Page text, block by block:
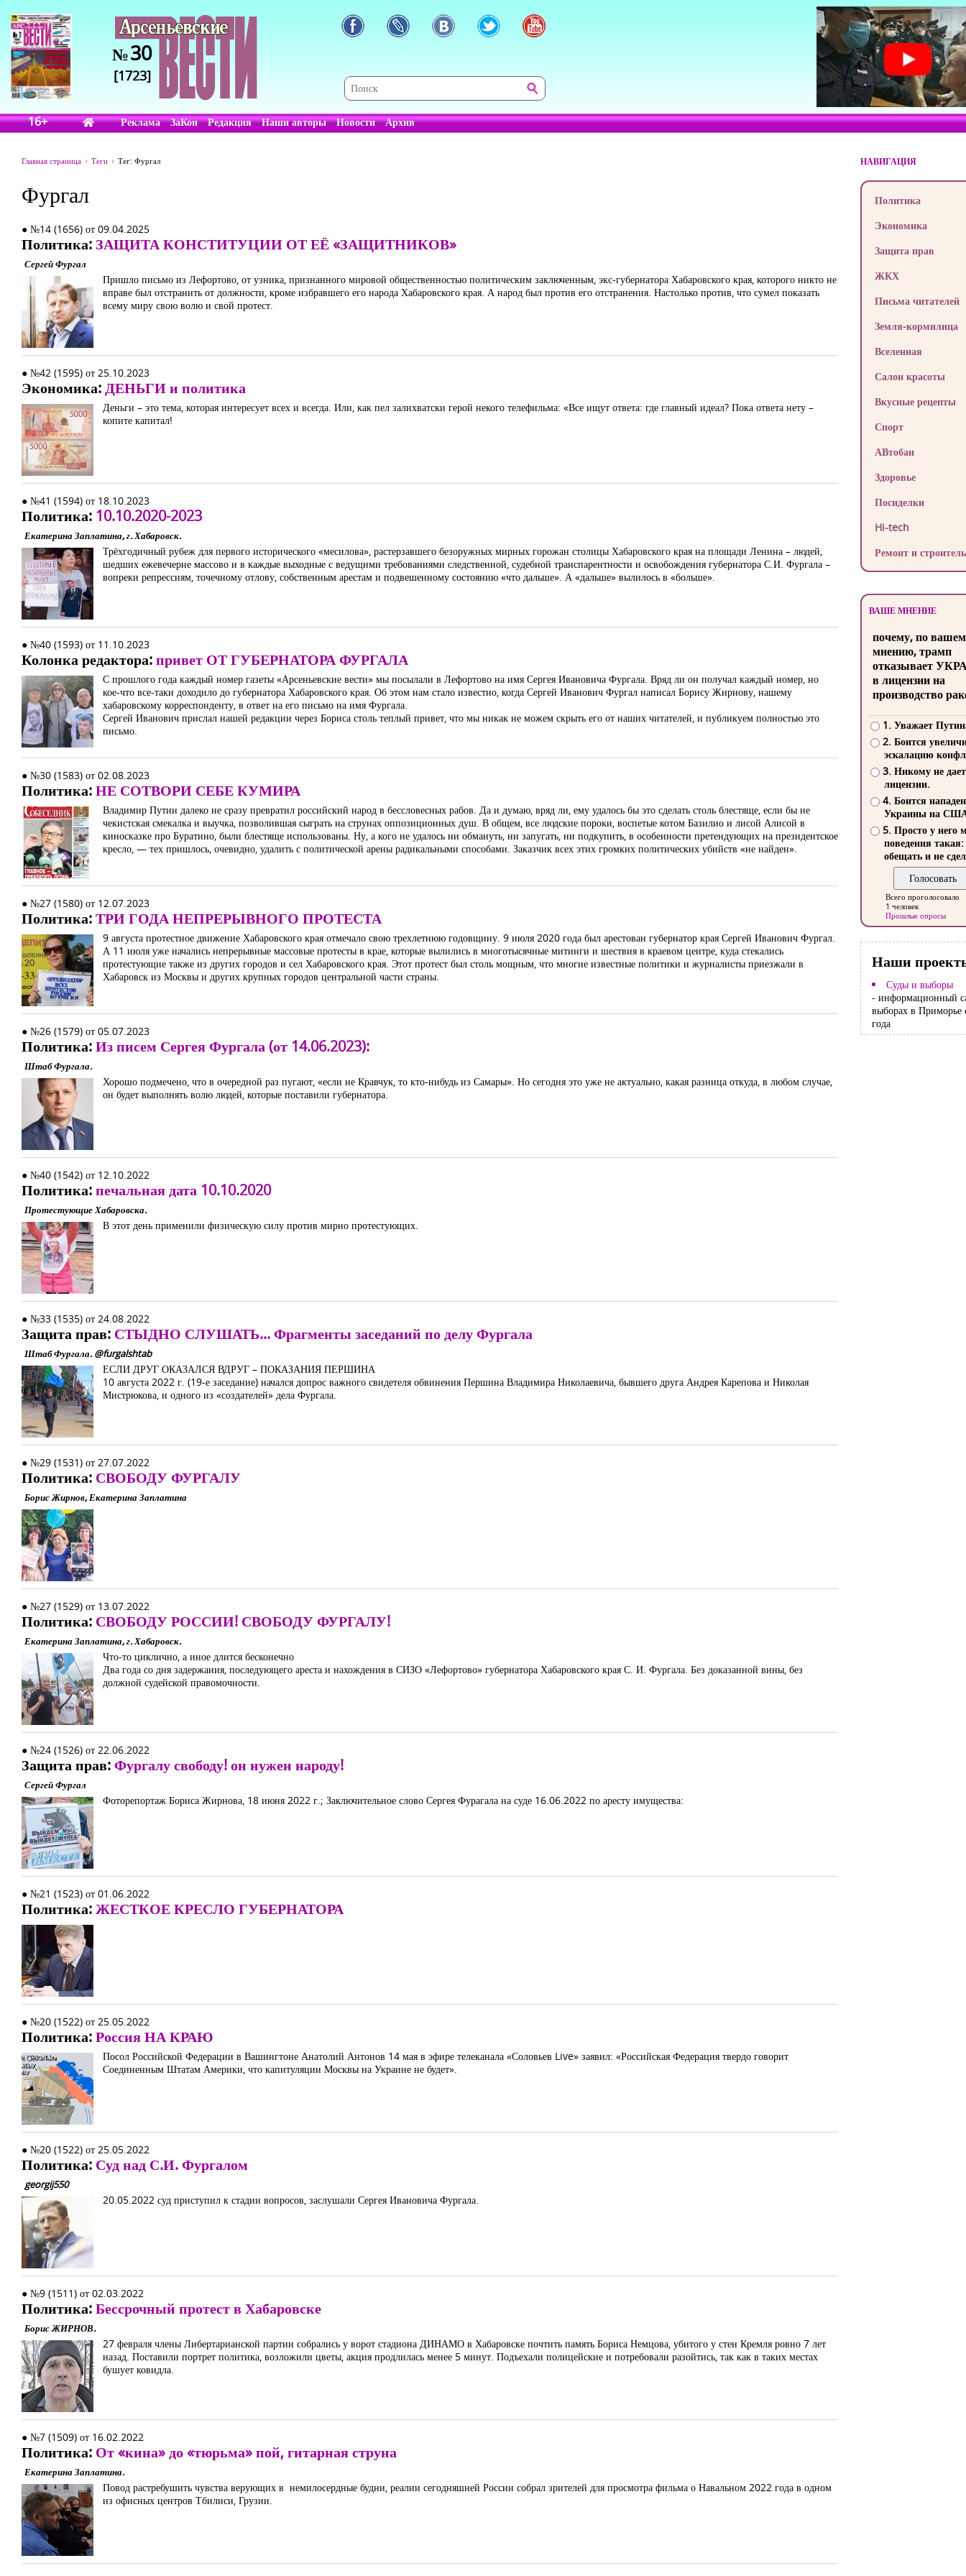
№30
[1723]
16+ Реклама ЗаКон Редакция Наши авторы Новости Архив
Главная страница Теги Тег: Фургал
Фургал
● №14 (1656) от 09.04.2025
Политика: ЗАЩИТА КОНСТИТУЦИИ ОТ ЕЁ «ЗАЩИТНИКОВ»
Сергей Фургал
Пришло письмо из Лефортово, от узника, признанного мировой общественностью политическим заключенным, экс-губернатора Хабаровского края, которого никто не
вправе был отстранить от должности, кроме избравшего его народа Хабаровского края. А народ был против его отстранения. Настолько против, что сумел показать
всему миру свою волю и свой протест.
● №42 (1595) от 25.10.2023
Экономика:ДЕНЬГИ и политика
Деньги – это тема, которая интересует всех и всегда. Или, как пел залихватски герой некого телефильма: «Все ищут ответа: где главный идеал? Пока ответа нету –
копите капитал!
● №41 (1594) от 18.10.2023
Политика: 10.10.2020-2023
Екатерина Заплатина, г. Хабаровск.
Трёхгодичный рубеж для первого исторического «месилова», растерзавшего безоружных мирных горожан столицы Хабаровского края на площади Ленина – людей,
шедших ежевечерне массово и в каждые выходные с ведущими требованиями следственной, судебной транспарентности и освобождения губернатора С.И. Фургала –
вопреки репрессиям, точечному отлову, собственным арестам и подвешенному состоянию «что дальше». А «дальше» вылилось в «больше».
● №40 (1593) от 11.10.2023
Колонка редактора:привет ОТ ГУБЕРНАТОРА ФУРГАЛА
С прошлого года каждый номер газеты «Арсеньевские вести» мы посылали в Лефортово на имя Сергея Ивановича Фургала. Вряд ли он получал каждый номер, но
кое-что все-таки доходило до губернатора Хабаровского края. Об этом нам стало известно, когда Сергей Иванович Фургал написал Борису Жирнову, нашему
хабаровскому корреспонденту, в ответ на его письмо на имя Фургала.
Сергей Иванович прислал нашей редакции через Бориса столь теплый привет, что мы никак не можем скрыть его от наших читателей, и публикуем полностью это
письмо.
● №30 (1583) от 02.08.2023
Политика:НЕ СОТВОРИ СЕБЕ КУМИРА
Владимир Путин далеко не сразу превратил российский народ в бессловесных рабов. Да и думаю, вряд ли, ему удалось бы это сделать столь блестяще, если бы не
чекистская смекалка и выучка, позволившая сыграть на струнах оппозиционных душ. В общем, все людские пороки, воспетые котом Базилио и лисой Алисой в
киносказке про Буратино, были блестяще использованы. Ну, а кого не удалось ни обмануть, ни запугать, ни подкупить, в особенности претендующих на президентское
кресло, — тех пришлось, очевидно, удалить с политической арены радикальными способами. Заказчик всех этих громких политических убийств «не найден».
● №27 (1580) от 12.07.2023
Политика:ТРИ ГОДА НЕПРЕРЫВНОГО ПРОТЕСТА
9 августа протестное движение Хабаровского края отмечало свою трехлетнюю годовщину. 9 июля 2020 года был арестован губернатор края Сергей Иванович Фургал.
А 11 июля уже начались непрерывные массовые протесты в крае, которые вылились в многотысячные митинги и шествия в краевом центре, куда стекались
протестующие также из других городов и сел Хабаровского края. Этот протест был столь мощным, что многие известные политики и журналисты приезжали в
Хабаровск из Москвы и других крупных городов центральной части страны.
● №26 (1579) от 05.07.2023
Политика:Из писем Сергея Фургала (от 14.06.2023):
Штаб Фургала.
Хорошо подмечено, что в очередной раз пугают, «если не Кравчук, то кто-нибудь из Самары». Но сегодня это уже не актуально, какая разница откуда, в любом случае,
он будет выполнять волю людей, которые поставили губернатора.
● №40 (1542) от 12.10.2022
Политика:печальная дата 10.10.2020
Протестующие Хабаровска.
В этот день применили физическую силу против мирно протестующих.
● №33 (1535) от 24.08.2022
Защита прав: СТЫДНО СЛУШАТЬ... Фрагменты заседаний по делу Фургала
Штаб Фургала. @furgalshtab
ЕСЛИ ДРУГ ОКАЗАЛСЯ ВДРУГ – ПОКАЗАНИЯ ПЕРШИНА
10 августа 2022 г. (19-е заседание) начался допрос важного свидетеля обвинения Першина Владимира Николаевича, бывшего друга Андрея Карепова и Николая
Мистрюкова, и одного из «создателей» дела Фургала.
● №29 (1531) от 27.07.2022
Политика: СВОБОДУ ФУРГАЛУ
Борис Жирнов, Екатерина Заплатина
● №27 (1529) от 13.07.2022
Политика: СВОБОДУ РОССИИ! СВОБОДУ ФУРГАЛУ!
Екатерина Заплатина, г. Хабаровск.
Что-то циклично, а иное длится бесконечно
Два года со дня задержания, последующего ареста и нахождения в СИЗО «Лефортово» губернатора Хабаровского края С. И. Фургала. Без доказанной вины, без
должной судейской правомочности.
● №24 (1526) от 22.06.2022
Защита прав:Фургалу свободу! он нужен народу!
Сергей Фургал
Фоторепортаж Бориса Жирнова, 18 июня 2022 г.; Заключительное слово Сергея Фурагала на суде 16.06.2022 по аресту имущества:
● №21 (1523) от 01.06.2022
Политика:ЖЕСТКОЕ КРЕСЛО ГУБЕРНАТОРА
● №20 (1522) от 25.05.2022
Политика:Россия НА КРАЮ
Посол Российской Федерации в Вашингтоне Анатолий Антонов 14 мая в эфире телеканала «Соловьев Live» заявил: «Российская Федерация твердо говорит
Соединенным Штатам Америки, что капитуляции Москвы на Украине не будет».
● №20 (1522) от 25.05.2022
Политика: Суд над С.И. Фургалом
georgij550
20.05.2022 суд приступил к стадии вопросов, заслушали Сергея Ивановича Фургала.
● №9 (1511) от 02.03.2022
Политика:Бессрочный протест в Хабаровске
Борис ЖИРНОВ.
27 февраля члены Либертарианской партии собрались у ворот стадиона ДИНАМО в Хабаровске почтить память Бориса Немцова, убитого у стен Кремля ровно 7 лет
назад. Поставили портрет политика, возложили цветы, акция продлилась менее 5 минут. Подъехали полицейские и потребовали разойтись, так как в таких местах
бушует ковидла.
● №7 (1509) от 16.02.2022
Политика: От «кина» до «тюрьма» пой, гитарная струна
Екатерина Заплатина.
Повод растребушить чувства верующих в немилосердные будни, реалии сегодняшней России собрал зрителей для просмотра фильма о Навальном 2022 года в одном
из офисных центров Тбилиси, Грузии.
НАВИГАЦИЯ
Политика
Экономика
Защита прав
ЖКХ
Письма читателей
Земля-кормилица
Вселенная
Салон красоты
Вкусные рецепты
Спорт
АВтобан
Здоровье
Посиделки
Hi-tech
Ремонт и
ВАШЕ МНЕНИЕ
почему, по
мнению, трамп
отказывает
в лицензии на
производство
1. Уважает
2. Боится
эскалацию
3. Никому не
лицензии.
4. Боится
Украины на
5. Просто у него
поведения такая:
обещать и не
Всего проголосовало
1 человек
Прошлые опросы
Наши
Суды и выборы
- информационный
выборах в Приморье
года